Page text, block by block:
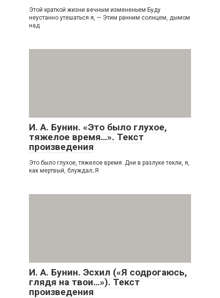
Этой краткой жизни вечным измененьем Буду
неустанно утешаться я, — Этим ранним солнцем, дымом
над
И. А. Бунин. «Это было глухое,
тяжелое время…». Текст
произведения
Это было глухое, тяжелое время. Дни в разлуке текли, я,
как мертвый, блуждал; Я
И. А. Бунин. Эсхил («Я содрогаюсь,
глядя на твои…»). Текст
произведения